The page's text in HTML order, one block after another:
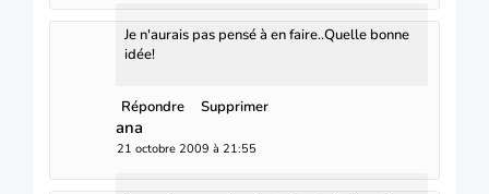
Je n'aurais pas pensé à en faire..Quelle bonne
idée!
Répondre Supprimer
ana
21 octobre 2009 à 21:55